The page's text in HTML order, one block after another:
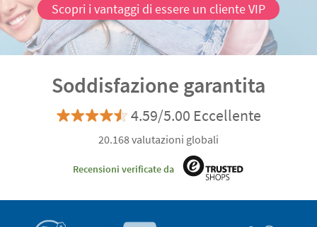
Scopri i vantaggi di essere un cliente VIP
Soddisfazione garantita
4.59/5.00 Eccellente
20.168 valutazioni globali
Recensioni verificate da